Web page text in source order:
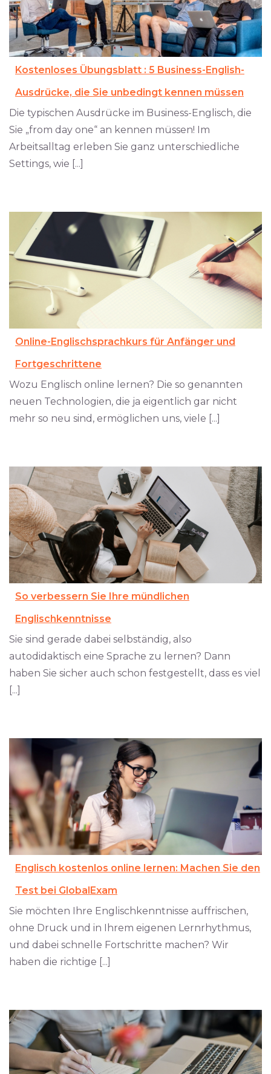
Kostenloses Übungsblatt : 5 Business-English-
Ausdrücke, die Sie unbedingt kennen müssen
Die typischen Ausdrücke im Business-Englisch, die
Sie „from day one“ an kennen müssen! Im
Arbeitsalltag erleben Sie ganz unterschiedliche
Settings, wie [...]
Online-Englischsprachkurs für Anfänger und
Fortgeschrittene
Wozu Englisch online lernen? Die so genannten
neuen Technologien, die ja eigentlich gar nicht
mehr so neu sind, ermöglichen uns, viele [...]
So verbessern Sie Ihre mündlichen
Englischkenntnisse
Sie sind gerade dabei selbständig, also
autodidaktisch eine Sprache zu lernen? Dann
haben Sie sicher auch schon festgestellt, dass es viel
[...]
Englisch kostenlos online lernen: Machen Sie den
Test bei GlobalExam
Sie möchten Ihre Englischkenntnisse auffrischen,
ohne Druck und in Ihrem eigenen Lernrhythmus,
und dabei schnelle Fortschritte machen? Wir
haben die richtige [...]